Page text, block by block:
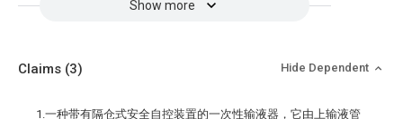
Show more
Claims (3) Hide Dependent
1.一种带有隔仓式安全自控装置的一次性输液器，它由上输液管